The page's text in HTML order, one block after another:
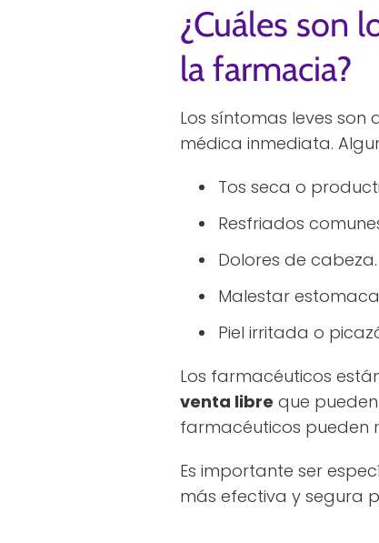
¿Cuáles son
la farmacia?
Los síntomas leves
médica inmediata.
Tos seca o
Resfriados
Dolores de cabeza.
Malestar
Piel irritada o
Los farmacéuticos
venta libre que
farmacéuticos pueden
Es importante ser
más efectiva y segura